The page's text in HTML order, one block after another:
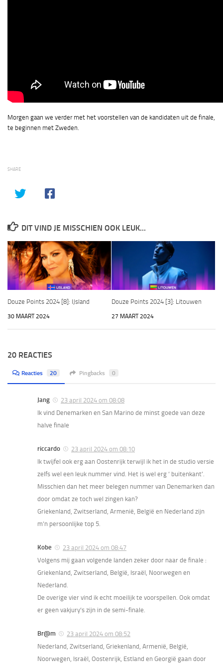
Morgen gaan we verder met het voorstellen van de kandidaten uit de finale,
te beginnen met Zweden.
SHARE
DIT VIND JE MISSCHIEN OOK LEUK...
Douze Points 2024 [8]: IJsland
30 MAART 2024
Douze Points 2024 [3]: Litouwen
27 MAART 2024
20 REACTIES
Reacties 20 Pingbacks 0
Jang
23 april 2024 om 08:08
Ik vind Denemarken en San Marino de minst goede van deze
halve finale
riccardo
23 april 2024 om 08:10
Ik twijfel ook erg aan Oostenrijk terwijl ik het in de studio versie
zelfs wel een leuk nummer vind. Het is wel erg ‘ buitenkant’.
Misschien dan het meer belegen nummer van Denemarken dan
door omdat ze toch wel zingen kan?
Griekenland, Zwitserland, Armenië, België en Nederland zijn
m’n persoonlijke top 5.
Kobe
23 april 2024 om 08:47
Volgens mij gaan volgende landen zeker door naar de finale :
Griekenland, Zwitserland, België, Israël, Noorwegen en
Nederland.
De overige vier vind ik echt moeilijk te voorspellen. Ook omdat
er geen vakjury’s zijn in de semi-finale.
Br@m
23 april 2024 om 08:52
Nederland, Zwitserland, Griekenland, Armenië, België,
Noorwegen, Israël, Oostenrijk, Estland en Georgië gaan door